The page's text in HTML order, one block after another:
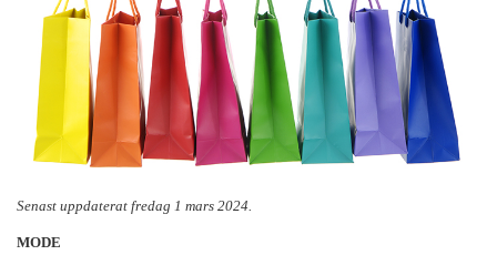
Senast uppdaterat fredag 1 mars 2024.
MODE